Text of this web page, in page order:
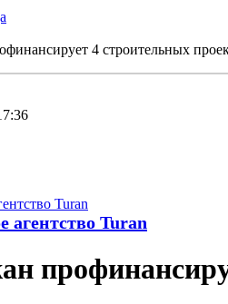
4 строительных
Turan